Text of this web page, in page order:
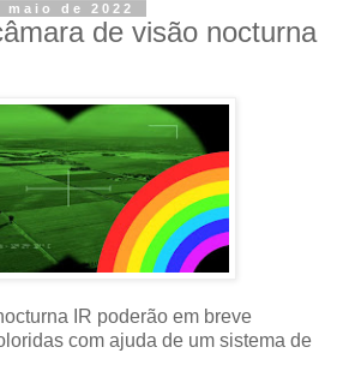
de 2022
de visão nocturna
IR poderão em breve
com ajuda de um sistema de